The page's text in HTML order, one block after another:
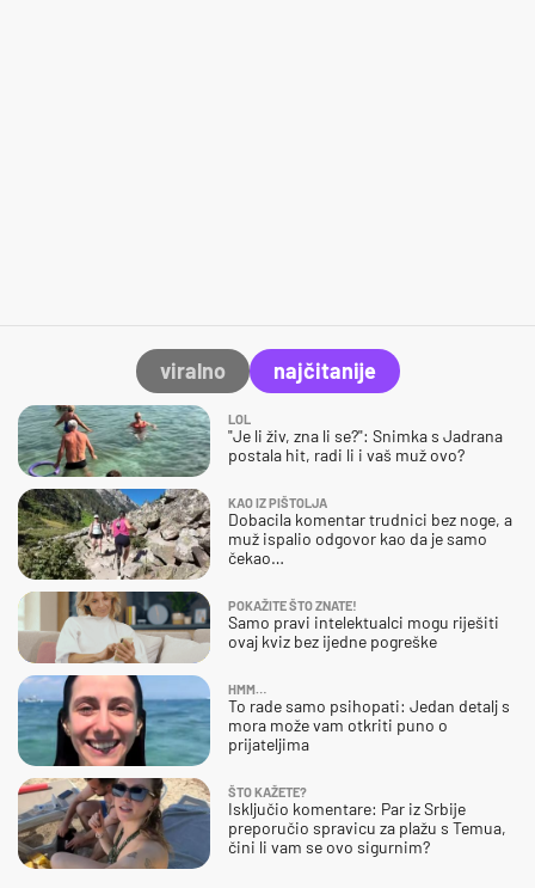
viralno najčitanije
LOL
"Je li živ, zna li se?": Snimka s Jadrana
postala hit, radi li i vaš muž ovo?
KAO IZ PIŠTOLJA
Dobacila komentar trudnici bez noge, a
muž ispalio odgovor kao da je samo
čekao…
POKAŽITE ŠTO ZNATE!
Samo pravi intelektualci mogu riješiti
ovaj kviz bez ijedne pogreške
HMM…
To rade samo psihopati: Jedan detalj s
mora može vam otkriti puno o
prijateljima
ŠTO KAŽETE?
Isključio komentare: Par iz Srbije
preporučio spravicu za plažu s Temua,
čini li vam se ovo sigurnim?